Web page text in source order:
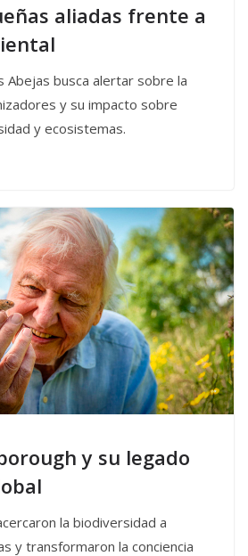
aliadas frente a
Abejas busca alertar sobre la
y su impacto sobre
y ecosistemas.
y su legado
la biodiversidad a
y transformaron la conciencia